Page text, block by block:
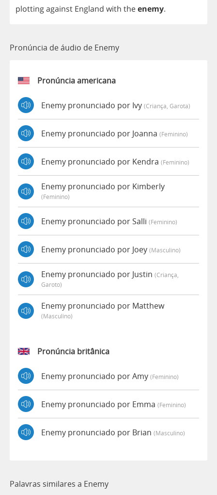
plottingagainst England with theenemy.
Pronúncia de áudio de Enemy
Pronúncia americana
Enemy pronunciado por Ivy (criança, Garota)
Enemy pronunciado por Joanna (feminino)
Enemy pronunciado por Kendra (feminino)
Enemy pronunciado por Kimberly
(feminino)
Enemy pronunciado por Salli (feminino)
Enemy pronunciado por Joey (masculino)
Enemy pronunciado por Justin (criança,
Garoto)
Enemy pronunciado por Matthew
(masculino)
Pronúncia britânica
Enemy pronunciado por Amy (feminino)
Enemy pronunciado por Emma (feminino)
Enemy pronunciado por Brian (masculino)
Palavras similares a Enemy